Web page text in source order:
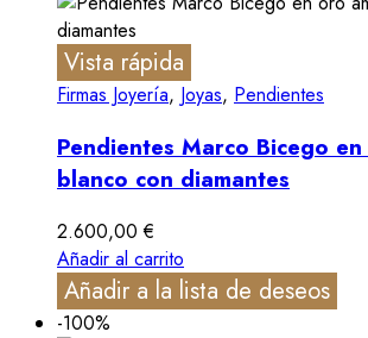
Vista rápida
Firmas Joyería, Joyas, Pendientes
Pendientes Marco Bicego
blanco con diamantes
2.600,00€
Añadir al carrito
Añadir a la lista de deseos
-100%